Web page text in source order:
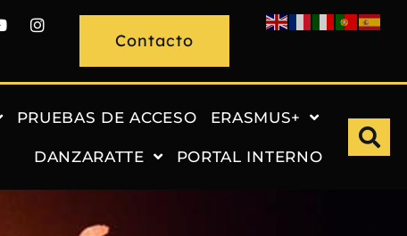
Contacto
PRUEBAS DE ACCESO ERASMUS+
DANZARATTE PORTAL INTERNO